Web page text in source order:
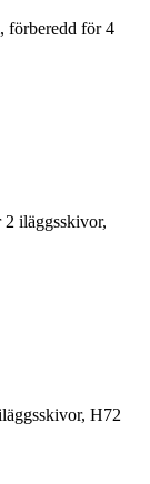
förberedd för 4
iläggsskivor,
H72